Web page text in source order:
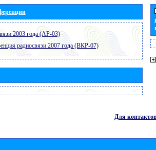
2003 года (АР-03)
радиосвязи 2007 года (ВКР-07)
Для контактов